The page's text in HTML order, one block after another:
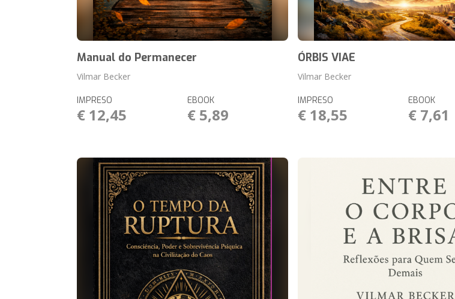
Manual do Permanecer
Vilmar Becker
IMPRESO
€ 12,45
EBOOK
€ 5,89
ÓRBIS VIAE
Vilmar Becker
IMPRESO
€ 18,55
EBOOK
€ 7,61